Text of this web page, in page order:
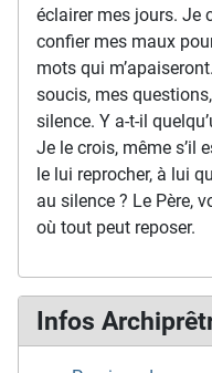
éclairer mes jours. Je
confier mes maux
mots qui
soucis, mes
silence. Y a-t-il
Je le crois, même s’il
le lui reprocher, à lui
au silence ? Le Père,
où tout peut reposer.
Infos